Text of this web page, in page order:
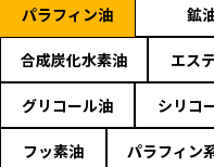
パラフィン油 鉱
合成炭化水素油 エス
グリコール油 シリコ
フッ素油 パラフィン